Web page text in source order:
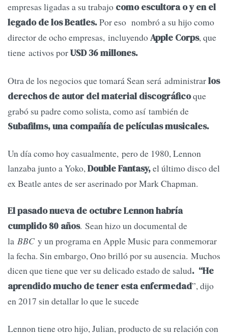
empresas ligadas a su trabajo como escultora o y en el
legado de los Beatles.Por eso nombró a su hijo como
director de ocho empresas, incluyendoApple Corps, que
tiene activos porUSD 36 millones.
Otra de los negocios que tomará Sean será administrarlos
derechos de autor del material discográficoque
grabó su padre como solista, como así también de
Subafilms, una compañía de películas musicales.
Un día como hoy casualmente, pero de 1980, Lennon
lanzaba junto a Yoko,Double Fantasy,el último disco del
ex Beatle antes de ser aserinado por Mark Chapman.
El pasado nueva de octubre Lennon habría
cumplido 80 años. Sean hizo un documental de
la BBC y un programa en Apple Music para conmemorar
la fecha. Sin embargo, Ono brilló por su ausencia. Muchos
dicen que tiene que ver su delicado estado de salud. “He
aprendido mucho de tener esta enfermedad”, dijo
en 2017 sin detallar lo que le sucede
Lennon tiene otro hijo, Julian, producto de su relación con